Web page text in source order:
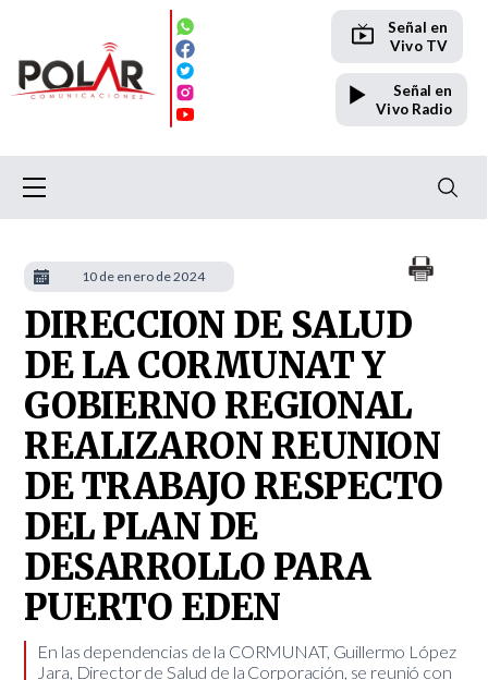
Señal en
Vivo TV
Señal en
Vivo Radio
DIRECCION DE SALUD
DE LA CORMUNAT Y
GOBIERNO REGIONAL
REALIZARON REUNION
DE TRABAJO RESPECTO
DEL PLAN DE
DESARROLLO PARA
PUERTO EDEN
En las dependencias de la CORMUNAT, Guillermo López
Jara, Director de Salud de la Corporación, se reunió con
10 de enero de 2024